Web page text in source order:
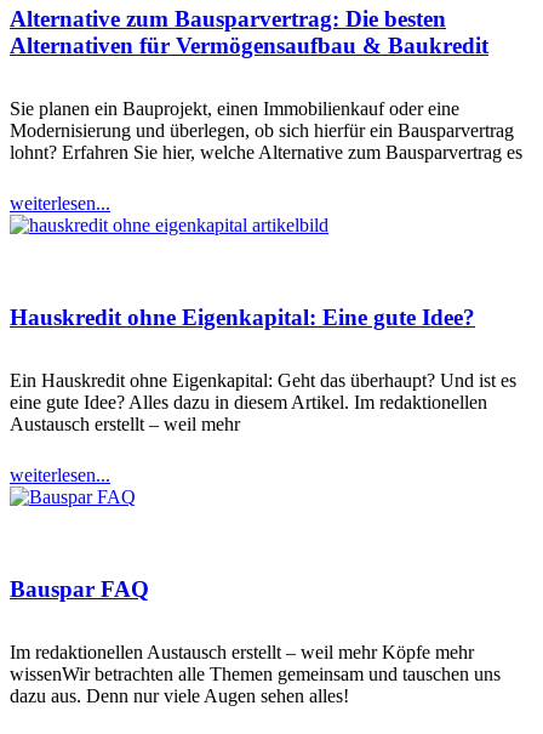
Alternative zum Bausparvertrag: Die besten
Alternativen für Vermögensaufbau & Baukredit
Sie planen ein Bauprojekt, einen Immobilienkauf oder eine
Modernisierung und überlegen, ob sich hierfür ein Bausparvertrag
lohnt? Erfahren Sie hier, welche Alternative zum Bausparvertrag es
weiterlesen...
Hauskredit ohne Eigenkapital: Eine gute Idee?
Ein Hauskredit ohne Eigenkapital: Geht das überhaupt? Und ist es
eine gute Idee? Alles dazu in diesem Artikel. Im redaktionellen
Austausch erstellt – weil mehr
weiterlesen...
Bauspar FAQ
Im redaktionellen Austausch erstellt – weil mehr Köpfe mehr
wissenWir betrachten alle Themen gemeinsam und tauschen uns
dazu aus. Denn nur viele Augen sehen alles!